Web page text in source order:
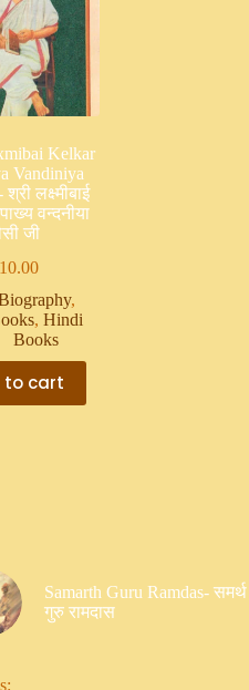
Kelkar
Vandiniya
लक्ष्मीबाई
वन्दनीया
जी
10.00
,
, Hindi
Books
to cart
Samarth Guru Ramdas- समर्थ
गुरु रामदास